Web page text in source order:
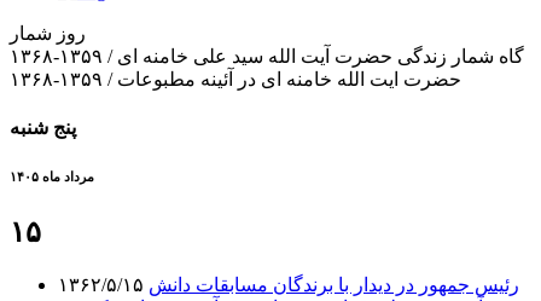
روز شمار
گاه شمار زندگی حضرت آیت الله سید علی خامنه ای / ۱۳۵۹-۱۳۶۸
حضرت ایت الله خامنه ای در آئینه مطبوعات / ۱۳۵۹-۱۳۶۸
پنج شنبه
مرداد ماه ۱۴۰۵
۱۵
۱۳۶۲/۵/۱۵ رئیس جمهور در دیدار با برندگان مسابقات دانش